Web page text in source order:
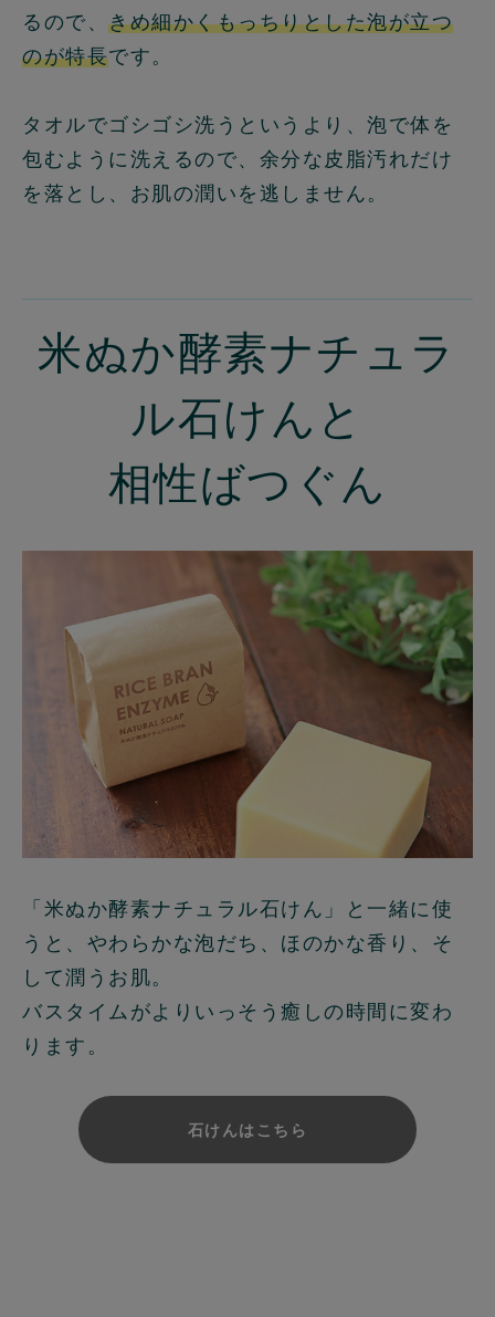
るので、 きめ細かくもっちりとした泡が立つ
のが特長です。
タオルでゴシゴシ洗うというより、泡で体を
包むように洗えるので、余分な皮脂汚れだけ
を落とし、お肌の潤いを逃しません。
米ぬか酵素ナチュラ
ル石けんと
相性ばつぐん
「米ぬか酵素ナチュラル石けん」と一緒に使
うと、やわらかな泡だち、ほのかな香り、そ
して潤うお肌。
バスタイムがよりいっそう癒しの時間に変わ
ります。
石けんはこちら